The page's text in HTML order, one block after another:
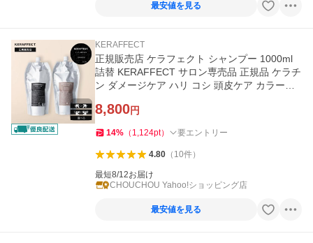
最安値を見る
KERAFFECT
正規販売店 ケラフェクト シャンプー 1000ml
詰替 KERAFFECT サロン専売品 正規品 ケラチ
ン ダメージケア ハリ コシ 頭皮ケア カラー持
8,800円
14% （ 1,124pt） 要エントリー
4.80（ 10件）
最短8/12お届け
CHOUCHOU Yahoo!ショッピング店
最安値を見る